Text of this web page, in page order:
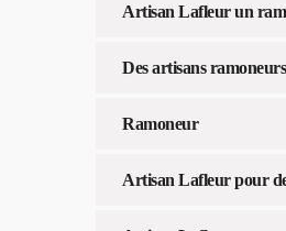
Artisan Lafleur un
Des artisans
Ramoneur
Artisan Lafleur pour